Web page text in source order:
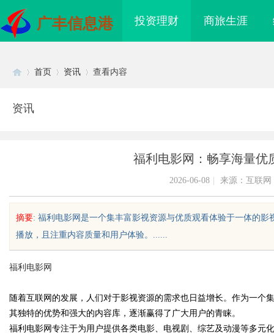
广丰信息港 投资理财 商旅生涯
首页 资讯 查看内容
资讯
福利电影网：畅享海量优
2026-06-08 来源：互联网
摘要: 福利电影网是一个集丰富影视资源与优质观看体验于一体的
播放，且注重内容质量和用户体验。......
福利电影网
随着互联网的发展，人们对于影视资源的需求也日益增长。作为一个
其独特的优势和强大的内容库，逐渐赢得了广大用户的青睐。
福利电影网专注于为用户提供各类电影、电视剧、综艺及动漫等多元
配眼镜
花钱，ai却天天给他免费派单？